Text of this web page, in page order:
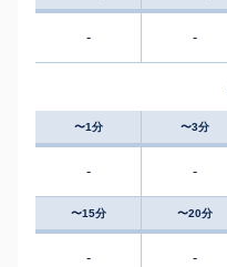
- -
〜1分 〜3分
- -
〜15分 〜20分
- -